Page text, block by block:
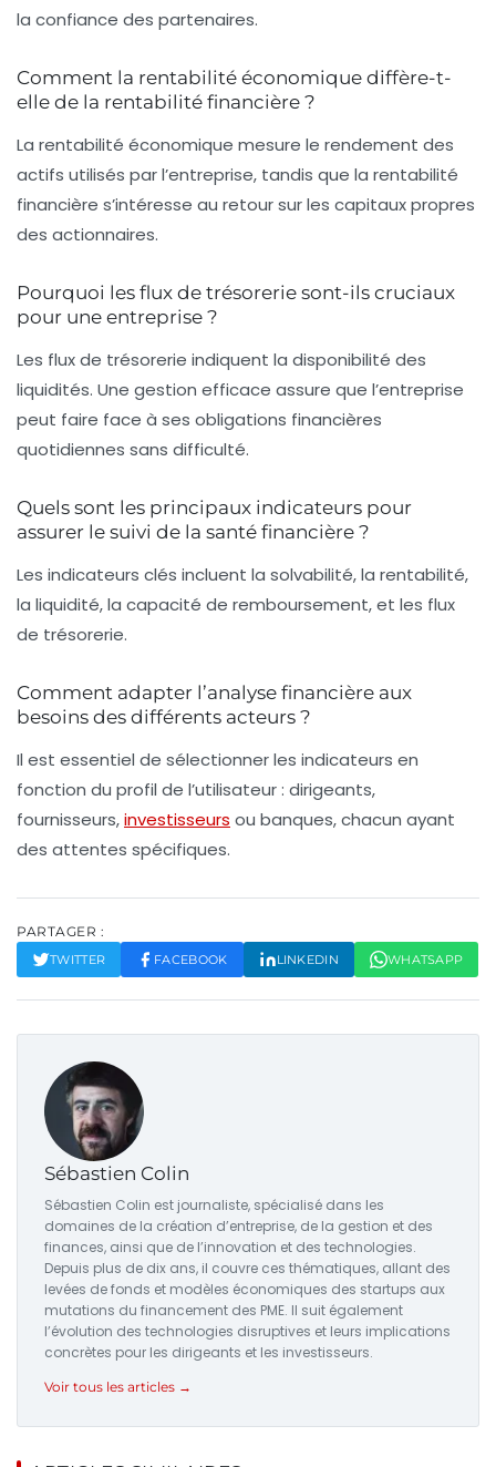
la confiance des partenaires.
Comment la rentabilité économique diffère-t-
elle de la rentabilité financière ?
La rentabilité économique mesure le rendement des
actifs utilisés par l’entreprise, tandis que la rentabilité
financière s’intéresse au retour sur les capitaux propres
des actionnaires.
Pourquoi les flux de trésorerie sont-ils cruciaux
pour une entreprise ?
Les flux de trésorerie indiquent la disponibilité des
liquidités. Une gestion efficace assure que l’entreprise
peut faire face à ses obligations financières
quotidiennes sans difficulté.
Quels sont les principaux indicateurs pour
assurer le suivi de la santé financière ?
Les indicateurs clés incluent la solvabilité, la rentabilité,
la liquidité, la capacité de remboursement, et les flux
de trésorerie.
Comment adapter l’analyse financière aux
besoins des différents acteurs ?
Il est essentiel de sélectionner les indicateurs en
fonction du profil de l’utilisateur : dirigeants,
fournisseurs,investisseurs ou banques, chacun ayant
des attentes spécifiques.
PARTAGER :
TWITTER FACEBOOK LINKEDIN WHATSAPP
Sébastien Colin
Sébastien Colin est journaliste, spécialisé dans les
domaines de la création d’entreprise, de la gestion et des
finances, ainsi que de l’innovation et des technologies.
Depuis plus de dix ans, il couvre ces thématiques, allant des
levées de fonds et modèles économiques des startups aux
mutations du financement des PME. Il suit également
l’évolution des technologies disruptives et leurs implications
concrètes pour les dirigeants et les investisseurs.
Voir tous les articles →